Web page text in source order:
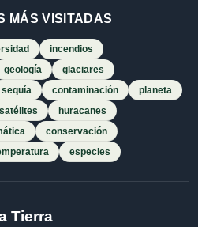
MÁS VISITADAS
incendios
geología
glaciares
sequía contaminación
planeta
satélites
huracanes
conservación
especies
Tierra